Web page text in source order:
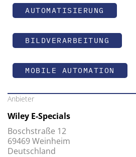
AUTOMATISIERUNG
BILDVERARBEITUNG
MOBILE AUTOMATION
Anbieter
Wiley E-Specials
Boschstraße 12
69469 Weinheim
Deutschland